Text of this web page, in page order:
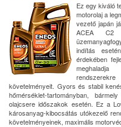
Ez egy kiváló
motorolaj a
vezető japán
ACEA C2
indítás
érdekében
követelményeit. Gyors és stabil
hőmérséklet-tartományban,
olajcsere időszakok esetén. Ez a
károsanyag-kibocsátás utókezelő
követelményeinek, maximális